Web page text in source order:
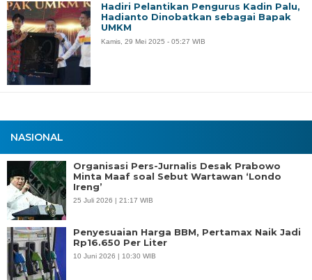
NASIONAL
Organisasi Pers-Jurnalis Desak Prabowo
Minta Maaf soal Sebut Wartawan ‘Londo
Ireng’
25 Juli 2026 | 21:17 WIB
Penyesuaian Harga BBM, Pertamax Naik Jadi
Rp16.650 Per Liter
10 Juni 2026 | 10:30 WIB
Hadiri Pelantikan Pengurus Kadin Palu,
Hadianto Dinobatkan sebagai Bapak
UMKM
Kamis, 29 Mei 2025 - 05:27 WIB